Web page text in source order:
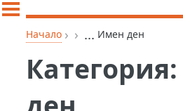
Начало › › ... Имен ден
Категория: